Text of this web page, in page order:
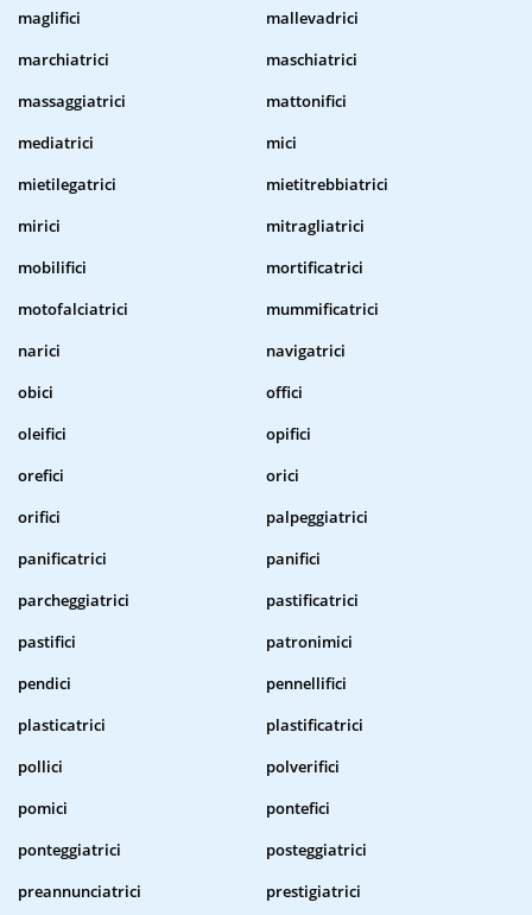
maglifici
mallevadrici
marchiatrici
maschiatrici
massaggiatrici
mattonifici
mediatrici
mici
mietilegatrici
mietitrebbiatrici
mirici
mitragliatrici
mobilifici
mortificatrici
motofalciatrici
mummificatrici
narici
navigatrici
obici
offici
oleifici
opifici
orefici
orici
orifici
palpeggiatrici
panificatrici
panifici
parcheggiatrici
pastificatrici
pastifici
patronimici
pendici
pennellifici
plasticatrici
plastificatrici
pollici
polverifici
pomici
pontefici
ponteggiatrici
posteggiatrici
preannunciatrici
prestigiatrici